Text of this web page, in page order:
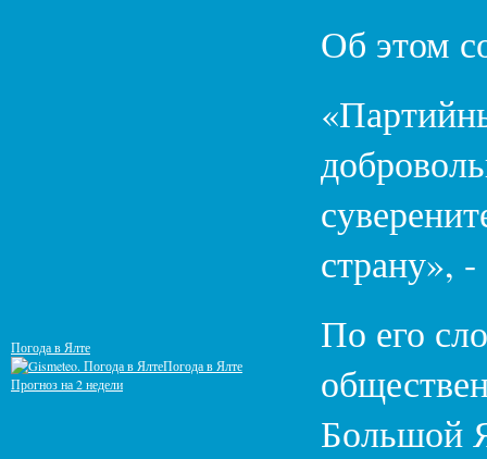
Об этом
страну»,
По его
Большой
Погода в Ялте
Погода в Ялте
Прогноз на 2 недели